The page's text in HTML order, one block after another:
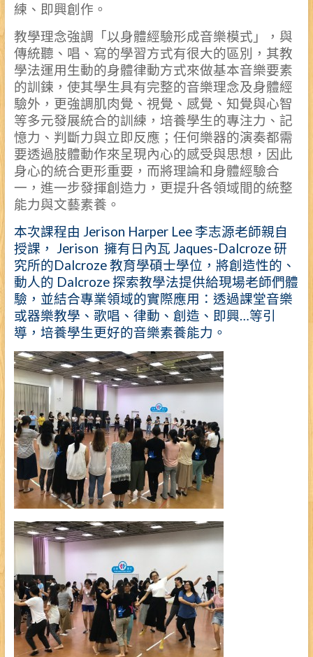
練、即興創作。
教學理念強調「以身體經驗形成音樂模式」，與
傳統聽、唱、寫的學習方式有很大的區別，其教
學法運用生動的身體律動方式來做基本音樂要素
的訓鍊，使其學生具有完整的音樂理念及身體經
驗外，更強調肌肉覺、視覺、感覺、知覺與心智
等多元發展統合的訓練，培養學生的專注力、記
憶力、判斷力與立即反應；任何樂器的演奏都需
要透過肢體動作來呈現內心的感受與思想，因此
身心的統合更形重要，而將理論和身體經驗合
一，進一步發揮創造力，更提升各領域間的統整
能力與文藝素養。
本次課程由 Jerison Harper Lee 李志源老師親自
授課， Jerison 擁有日內瓦 Jaques-Dalcroze 研
究所的Dalcroze 教育學碩士學位， 將創造性的、
動人的 Dalcroze 探索教學法提供給現場老師們體
驗， 並結合專業領域的實際應用： 透過課堂音樂
或器樂教學、歌唱、律動、創造、即興…等引
導， 培養學生更好的音樂素養能力。